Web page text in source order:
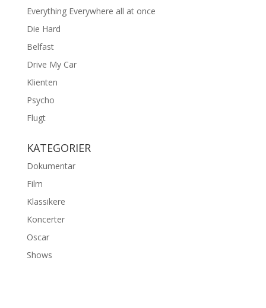
Everything Everywhere all at once
Die Hard
Belfast
Drive My Car
Klienten
Psycho
Flugt
KATEGORIER
Dokumentar
Film
Klassikere
Koncerter
Oscar
Shows